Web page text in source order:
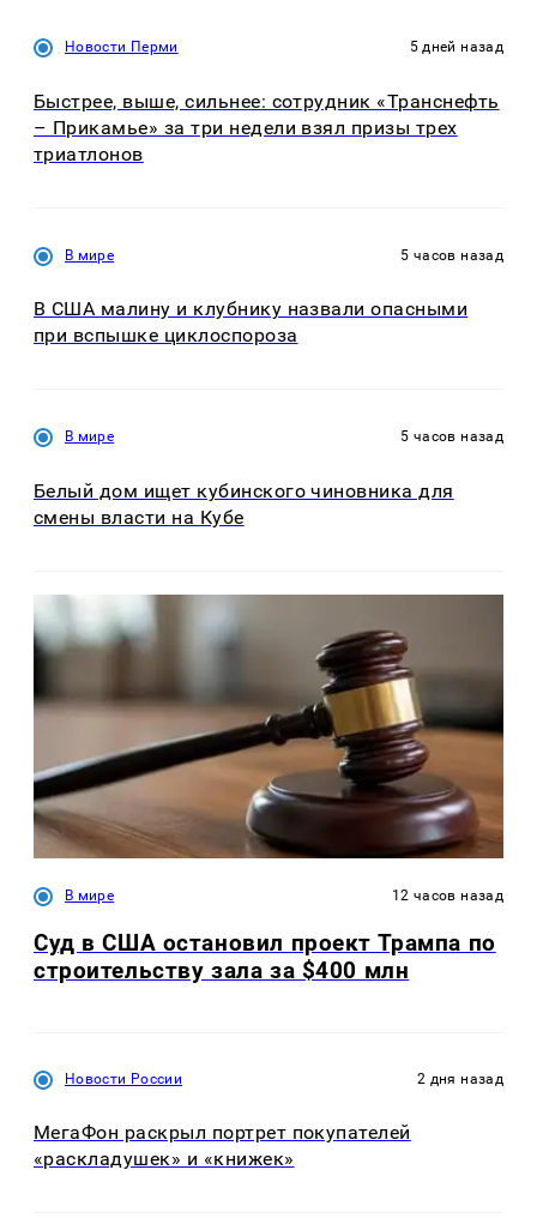
Новости Перми 5 дней назад
Быстрее, выше, сильнее: сотрудник «Транснефть
– Прикамье» за три недели взял призы трех
триатлонов
В мире 5 часов назад
В США малину и клубнику назвали опасными
при вспышке циклоспороза
В мире 5 часов назад
Белый дом ищет кубинского чиновника для
смены власти на Кубе
В мире 12 часов назад
Суд в США остановил проект Трампа по
строительству зала за $400 млн
Новости России 2 дня назад
МегаФон раскрыл портрет покупателей
«раскладушек» и «книжек»